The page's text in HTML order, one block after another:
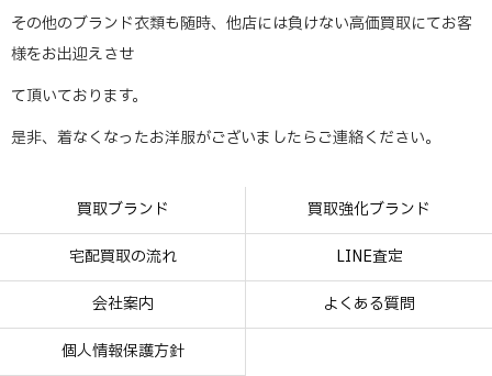
その他のブランド衣類も随時、他店には負けない高価買取にてお客
様をお出迎えさせ
て頂いております。
是非、着なくなったお洋服がございましたらご連絡ください。
買取ブランド 買取強化ブランド
宅配買取の流れ LINE査定
会社案内 よくある質問
個人情報保護方針